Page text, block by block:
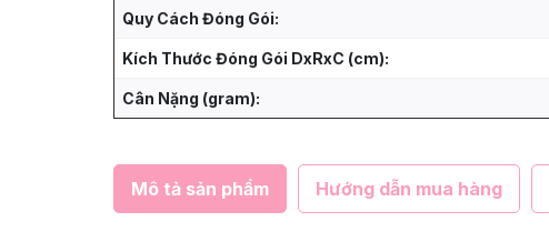
Quy Cách Đóng Gói:
Kích Thước Đóng Gói DxRxC (cm):
Cân Nặng (gram):
Mô tả sản phẩm Hướng dẫn mua hàng